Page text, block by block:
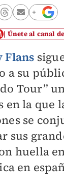
Únete al canal
Flans
a su
Tour”
en la que
se
sus
huella
en